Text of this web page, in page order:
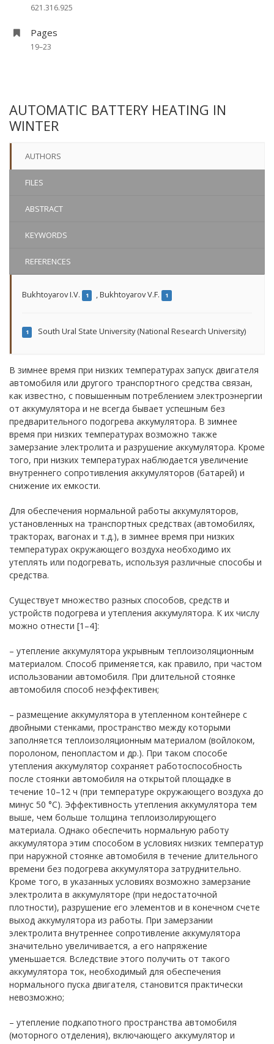
621.316.925
Pages
19–23
AUTOMATIC BATTERY HEATING IN
WINTER
AUTHORS
FILES
ABSTRACT
KEYWORDS
REFERENCES
Bukhtoyarov I.V. 1 ,Bukhtoyarov V.F. 1
1 South Ural State University (National Research University)
В зимнее время при низких температурах запуск двигателя
автомобиля или другого транспортного средства связан,
как известно, с повышенным потреблением электроэнергии
от аккумулятора и не всегда бывает успешным без
предварительного подогрева аккумулятора. В зимнее
время при низких температурах возможно также
замерзание электролита и разрушение аккумулятора. Кроме
того, при низких температурах наблюдается увеличение
внутреннего сопротивления аккумуляторов (батарей) и
снижение их емкости.
Для обеспечения нормальной работы аккумуляторов,
установленных на транспортных средствах (автомобилях,
тракторах, вагонах и т.д.), в зимнее время при низких
температурах окружающего воздуха необходимо их
утеплять или подогревать, используя различные способы и
средства.
Существует множество разных способов, средств и
устройств подогрева и утепления аккумулятора. К их числу
можно отнести [1–4]:
– утепление аккумулятора укрывным теплоизоляционным
материалом. Способ применяется, как правило, при частом
использовании автомобиля. При длительной стоянке
автомобиля способ неэффективен;
– размещение аккумулятора в утепленном контейнере с
двойными стенками, пространство между которыми
заполняется теплоизоляционным материалом (войлоком,
поролоном, пенопластом и др.). При таком способе
утепления аккумулятор сохраняет работоспособность
после стоянки автомобиля на открытой площадке в
течение 10–12 ч (при температуре окружающего воздуха до
минус 50 °С). Эффективность утепления аккумулятора тем
выше, чем больше толщина теплоизолирующего
материала. Однако обеспечить нормальную работу
аккумулятора этим способом в условиях низких температур
при наружной стоянке автомобиля в течение длительного
времени без подогрева аккумулятора затруднительно.
Кроме того, в указанных условиях возможно замерзание
электролита в аккумуляторе (при недостаточной
плотности), разрушение его элементов и в конечном счете
выход аккумулятора из работы. При замерзании
электролита внутреннее сопротивление аккумулятора
значительно увеличивается, а его напряжение
уменьшается. Вследствие этого получить от такого
аккумулятора ток, необходимый для обеспечения
нормального пуска двигателя, становится практически
невозможно;
– утепление подкапотного пространства автомобиля
(моторного отделения), включающего аккумулятор и